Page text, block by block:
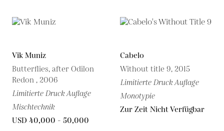
Vik Muniz
Butterflies, after Odilon
Redon , 2006
Limitierte Druck Auflage
Mischtechnik
USD 40,000 - 50,000
Cabelo
Without title 9, 2015
Limitierte Druck Auflage
Monotypie
Zur Zeit Nicht Verfügbar